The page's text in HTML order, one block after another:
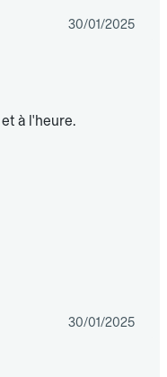
30/01/2025
à l'heure.
30/01/2025